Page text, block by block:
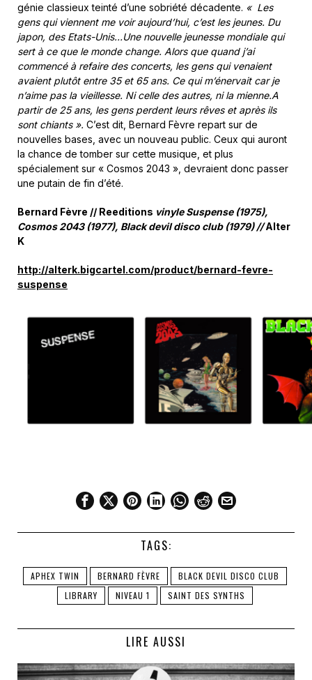
génie classieux teinté d’une sobriété décadente. « Les
gens qui viennent me voir aujourd’hui, c’est les jeunes. Du
japon, des Etats-Unis…Une nouvelle jeunesse mondiale qui
sert à ce que le monde change. Alors que quand j’ai
commencé à refaire des concerts, les gens qui venaient
avaient plutôt entre 35 et 65 ans. Ce qui m’énervait car je
n’aime pas la vieillesse. Ni celle des autres, ni la mienne.A
partir de 25 ans, les gens perdent leurs rêves et après ils
sont chiants ». C’est dit, Bernard Fèvre repart sur de
nouvelles bases, avec un nouveau public. Ceux qui auront
la chance de tomber sur cette musique, et plus
spécialement sur « Cosmos 2043 », devraient donc passer
une putain de fin d’été.
Bernard Fèvre // Reeditions vinyle Suspense (1975),
Cosmos 2043 (1977), Black devil disco club (1979) //Alter
K
http://alterk.bigcartel.com/product/bernard-fevre-
suspense
TAGS:
APHEX TWIN BERNARD FÈVRE
BLACK DEVIL DISCO CLUB
LIBRARY
NIVEAU 1 SAINT DES SYNTHS
LIRE AUSSI